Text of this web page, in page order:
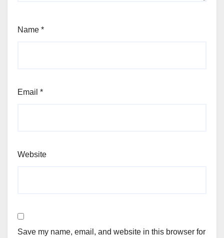
Name *
Email *
Website
Save my name, email, and website in this browser for